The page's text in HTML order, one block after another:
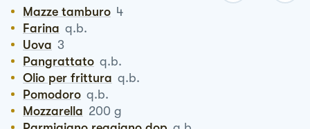
Mazze tamburo 4
Farina q.b.
Uova 3
Pangrattato q.b.
Olio per frittura q.b.
Pomodoro q.b.
Mozzarella 200 g